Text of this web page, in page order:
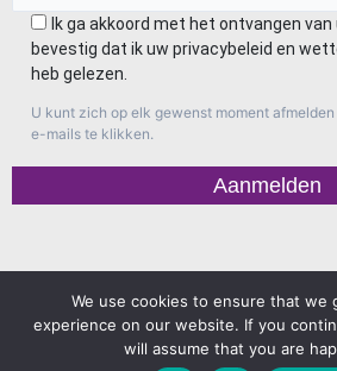
Ik ga akkoord met het ontvangen
bevestig dat ik uw privacybeleid en
heb gelezen.
U kunt zich op elk gewenst moment
e-mails te klikken.
Aanmelden
Vertrouwelijkheid en
Juridische informatie
We use cookies to ensure that we
experience on our website. If you
will assume that you are